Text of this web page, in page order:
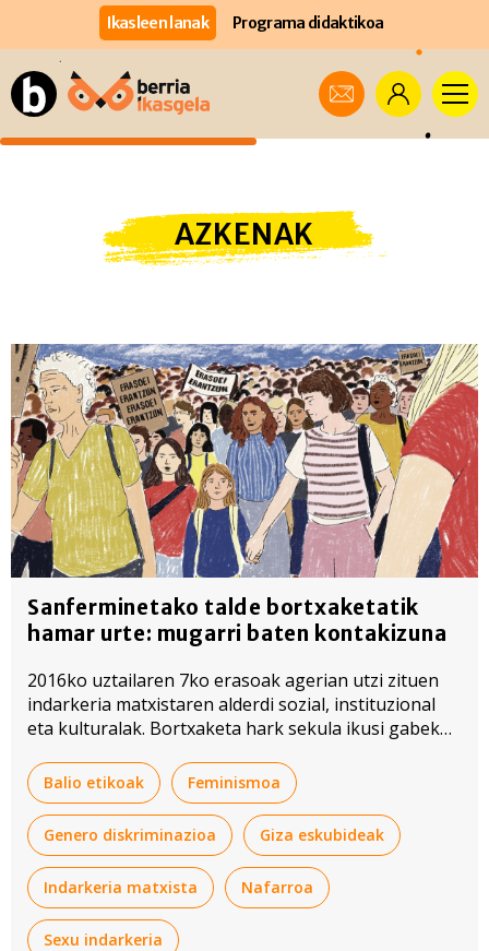
Ikasleen lanak Programa didaktikoa
AZKENAK
Sanferminetako talde bortxaketatik
hamar urte: mugarri baten kontakizuna
2016ko uztailaren 7ko erasoak agerian utzi zituen
indarkeria matxistaren alderdi sozial, instituzional
eta kulturalak. Bortxaketa hark sekula ikusi gabeko
Balio etikoak Feminismoa
Genero diskriminazioa Giza eskubideak
Indarkeria matxista Nafarroa
Sexu indarkeria